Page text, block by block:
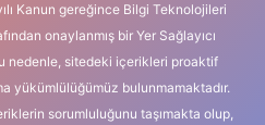
Kanun gereğince Bilgi Teknolojileri
onaylanmış bir Yer Sağlayıcı
nedenle, sitedeki içerikleri proaktif
yükümlülüğümüz bulunmamaktadır.
sorumluluğunu taşımakta olup,